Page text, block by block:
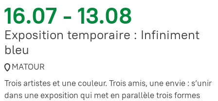
16.07 - 13.08
Exposition temporaire : Infiniment
bleu
MATOUR
Trois artistes et une couleur. Trois amis, une envie : s’unir
dans une exposition qui met en parallèle trois formes